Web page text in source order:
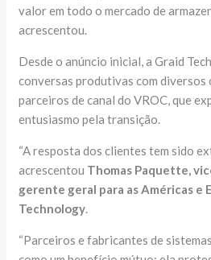
valor em todo o mercado de
acrescentou.
Desde o anúncio inicial, a Graid
conversas produtivas com diversos
parceiros de canal do VROC, que
entusiasmo pela transição.
“A resposta dos clientes tem sido
acrescentou Thomas Paquette,
gerente geral para as Américas e
Technology.
“Parceiros e fabricantes de